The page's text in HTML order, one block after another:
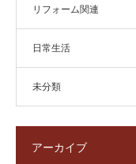
リフォーム関連
日常生活
未分類
アーカイブ